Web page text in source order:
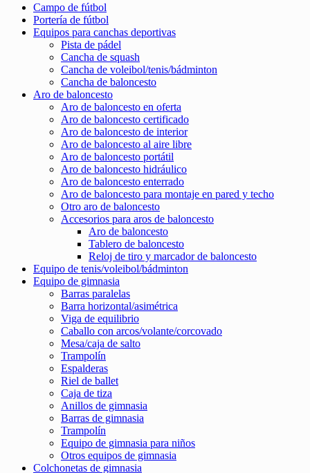
Campo de fútbol
Portería de fútbol
Equipos para canchas deportivas
Pista de pádel
Cancha de squash
Cancha de voleibol/tenis/bádminton
Cancha de baloncesto
Aro de baloncesto
Aro de baloncesto en oferta
Aro de baloncesto certificado
Aro de baloncesto de interior
Aro de baloncesto al aire libre
Aro de baloncesto portátil
Aro de baloncesto hidráulico
Aro de baloncesto enterrado
Aro de baloncesto para montaje en pared y techo
Otro aro de baloncesto
Accesorios para aros de baloncesto
Aro de baloncesto
Tablero de baloncesto
Reloj de tiro y marcador de baloncesto
Equipo de tenis/voleibol/bádminton
Equipo de gimnasia
Barras paralelas
Barra horizontal/asimétrica
Viga de equilibrio
Caballo con arcos/volante/corcovado
Mesa/caja de salto
Trampolín
Espalderas
Riel de ballet
Caja de tiza
Anillos de gimnasia
Barras de gimnasia
Trampolín
Equipo de gimnasia para niños
Otros equipos de gimnasia
Colchonetas de gimnasia